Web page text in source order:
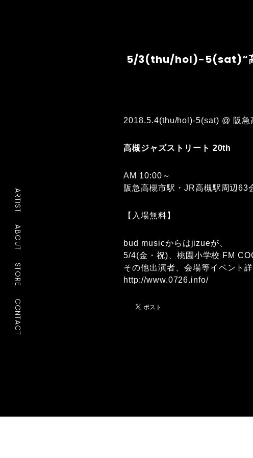
ARTIST
ABOUT
STORE
CONTACT
5/3(thu/hol)-5(sat)“高
2018.5.4(thu/hol)-5(sat) @ 阪急
高槻ジャズストリート 20th
AM 10:00～
阪急高槻市駅・JR高槻駅周辺63
【入場無料】
bud musicからはjizueが、
5/4(金・祝)、桃園小学校 FM
その他出演者、会場等イベント
http://www.0726.info/